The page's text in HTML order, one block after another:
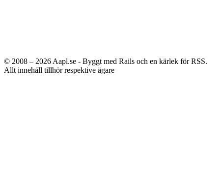
© 2008 – 2026 Aapl.se - Byggt med Rails och en kärlek för RSS.
Allt innehåll tillhör respektive ägare